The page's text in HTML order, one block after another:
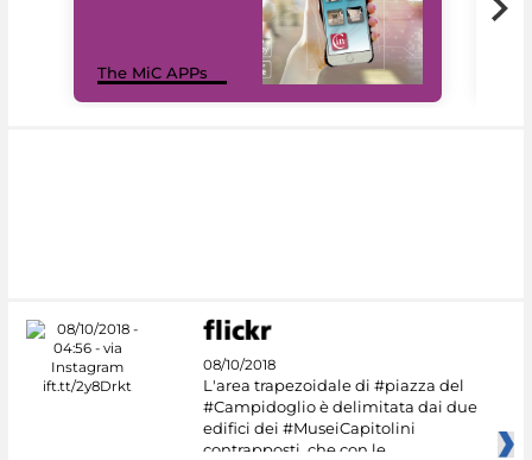
The MiC APPs
08/10/2018
L'area trapezoidale di #piazza del
#Campidoglio è delimitata dai due
edifici dei #MuseiCapitolini
contrapposti, che con le